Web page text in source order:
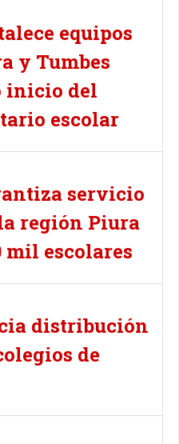
equipos
y Tumbes
inicio del
escolar
servicio
región Piura
mil escolares
distribución
de